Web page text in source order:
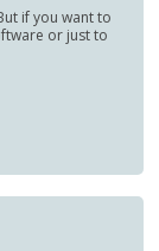
if you want to
or just to